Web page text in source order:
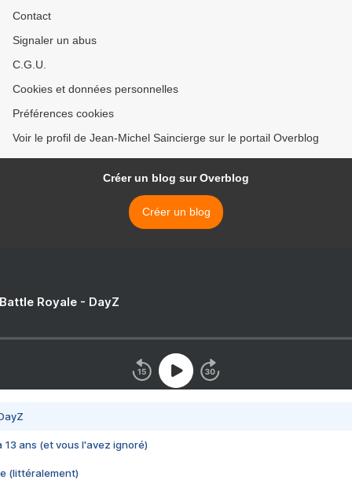
Contact
Signaler un abus
C.G.U.
Cookies et données personnelles
Préférences cookies
Voir le profil de Jean-Michel Saincierge sur le portail Overblog
Créer un blog sur Overblog
Créer un blog
Royale - DayZ
13 ans (et vous l'avez ignoré)
(littéralement)